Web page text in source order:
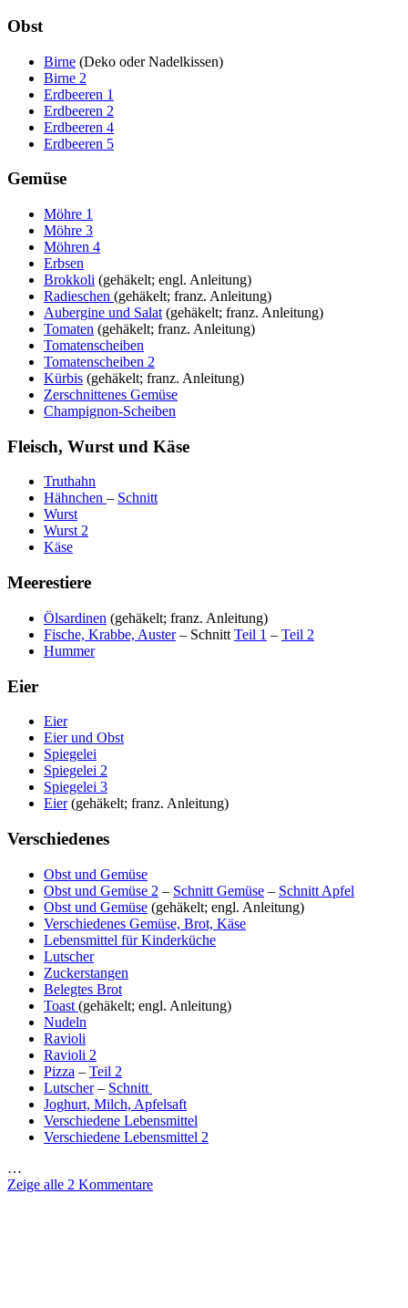
Obst
Birne (Deko oder Nadelkissen)
Birne 2
Erdbeeren 1
Erdbeeren 2
Erdbeeren 4
Erdbeeren 5
Gemüse
Möhre 1
Möhre 3
Möhren 4
Erbsen
Brokkoli (gehäkelt; engl. Anleitung)
Radieschen (gehäkelt; franz. Anleitung)
Aubergine und Salat (gehäkelt; franz. Anleitung)
Tomaten (gehäkelt; franz. Anleitung)
Tomatenscheiben
Tomatenscheiben 2
Kürbis (gehäkelt; franz. Anleitung)
Zerschnittenes Gemüse
Champignon-Scheiben
Fleisch, Wurst und Käse
Truthahn
Hähnchen – Schnitt
Wurst
Wurst 2
Käse
Meerestiere
Ölsardinen (gehäkelt; franz. Anleitung)
Fische, Krabbe, Auster– Schnitt Teil 1 – Teil 2
Hummer
Eier
Eier
Eier und Obst
Spiegelei
Spiegelei 2
Spiegelei 3
Eier(gehäkelt; franz. Anleitung)
Verschiedenes
Obst und Gemüse
Obst und Gemüse 2 – Schnitt Gemüse – Schnitt Apfel
Obst und Gemüse (gehäkelt; engl. Anleitung)
Verschiedenes Gemüse, Brot, Käse
Lebensmittel für Kinderküche
Lutscher
Zuckerstangen
Belegtes Brot
Toast (gehäkelt; engl. Anleitung)
Nudeln
Ravioli
Ravioli 2
Pizza – Teil 2
Lutscher– Schnitt
Joghurt, Milch, Apfelsaft
Verschiedene Lebensmittel
Verschiedene Lebensmittel 2
…
Zeige alle 2 Kommentare